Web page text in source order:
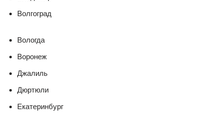
Волгоград
Вологда
Воронеж
Джалиль
Дюртюли
Екатеринбург